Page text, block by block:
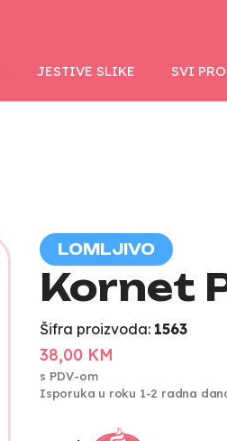
JESTIVE SLIKE SVI
LOMLJIVO
Kornet
Šifra proizvoda: 1563
38,00 KM
s PDV-om
Isporuka u roku 1-2 radna